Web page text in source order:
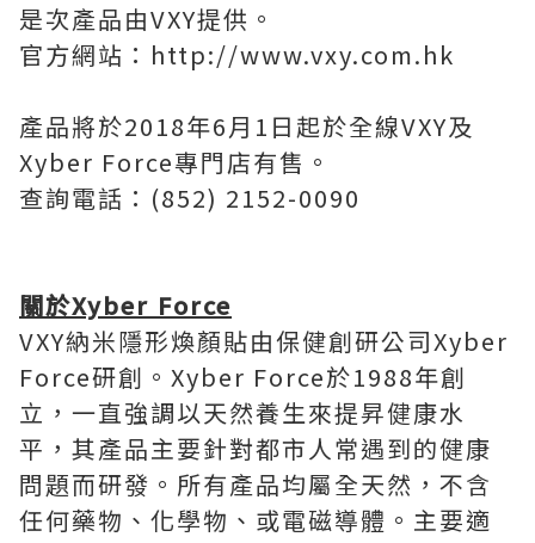
是次產品由VXY提供。
官方網站：http://www.vxy.com.hk
產品將於2018年6月1日起於全線VXY及
Xyber Force專門店有售。
查詢電話：(852) 2152-0090
關於Xyber Force
VXY納米隱形煥顏貼由保健創研公司Xyber
Force研創。Xyber Force於1988年創
立，一直強調以天然養生來提昇健康水
平，其產品主要針對都市人常遇到的健康
問題而研發。所有產品均屬全天然，不含
任何藥物、化學物、或電磁導體。主要適